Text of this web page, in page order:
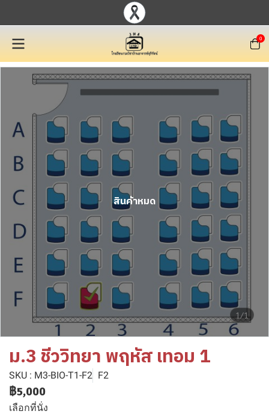
0
1/1
สินค้าหมด
ม.3 ชีววิทยา พฤหัส เทอม 1
SKU : M3-BIO-T1-F2 F2
฿5,000
เลือกที่นั่ง